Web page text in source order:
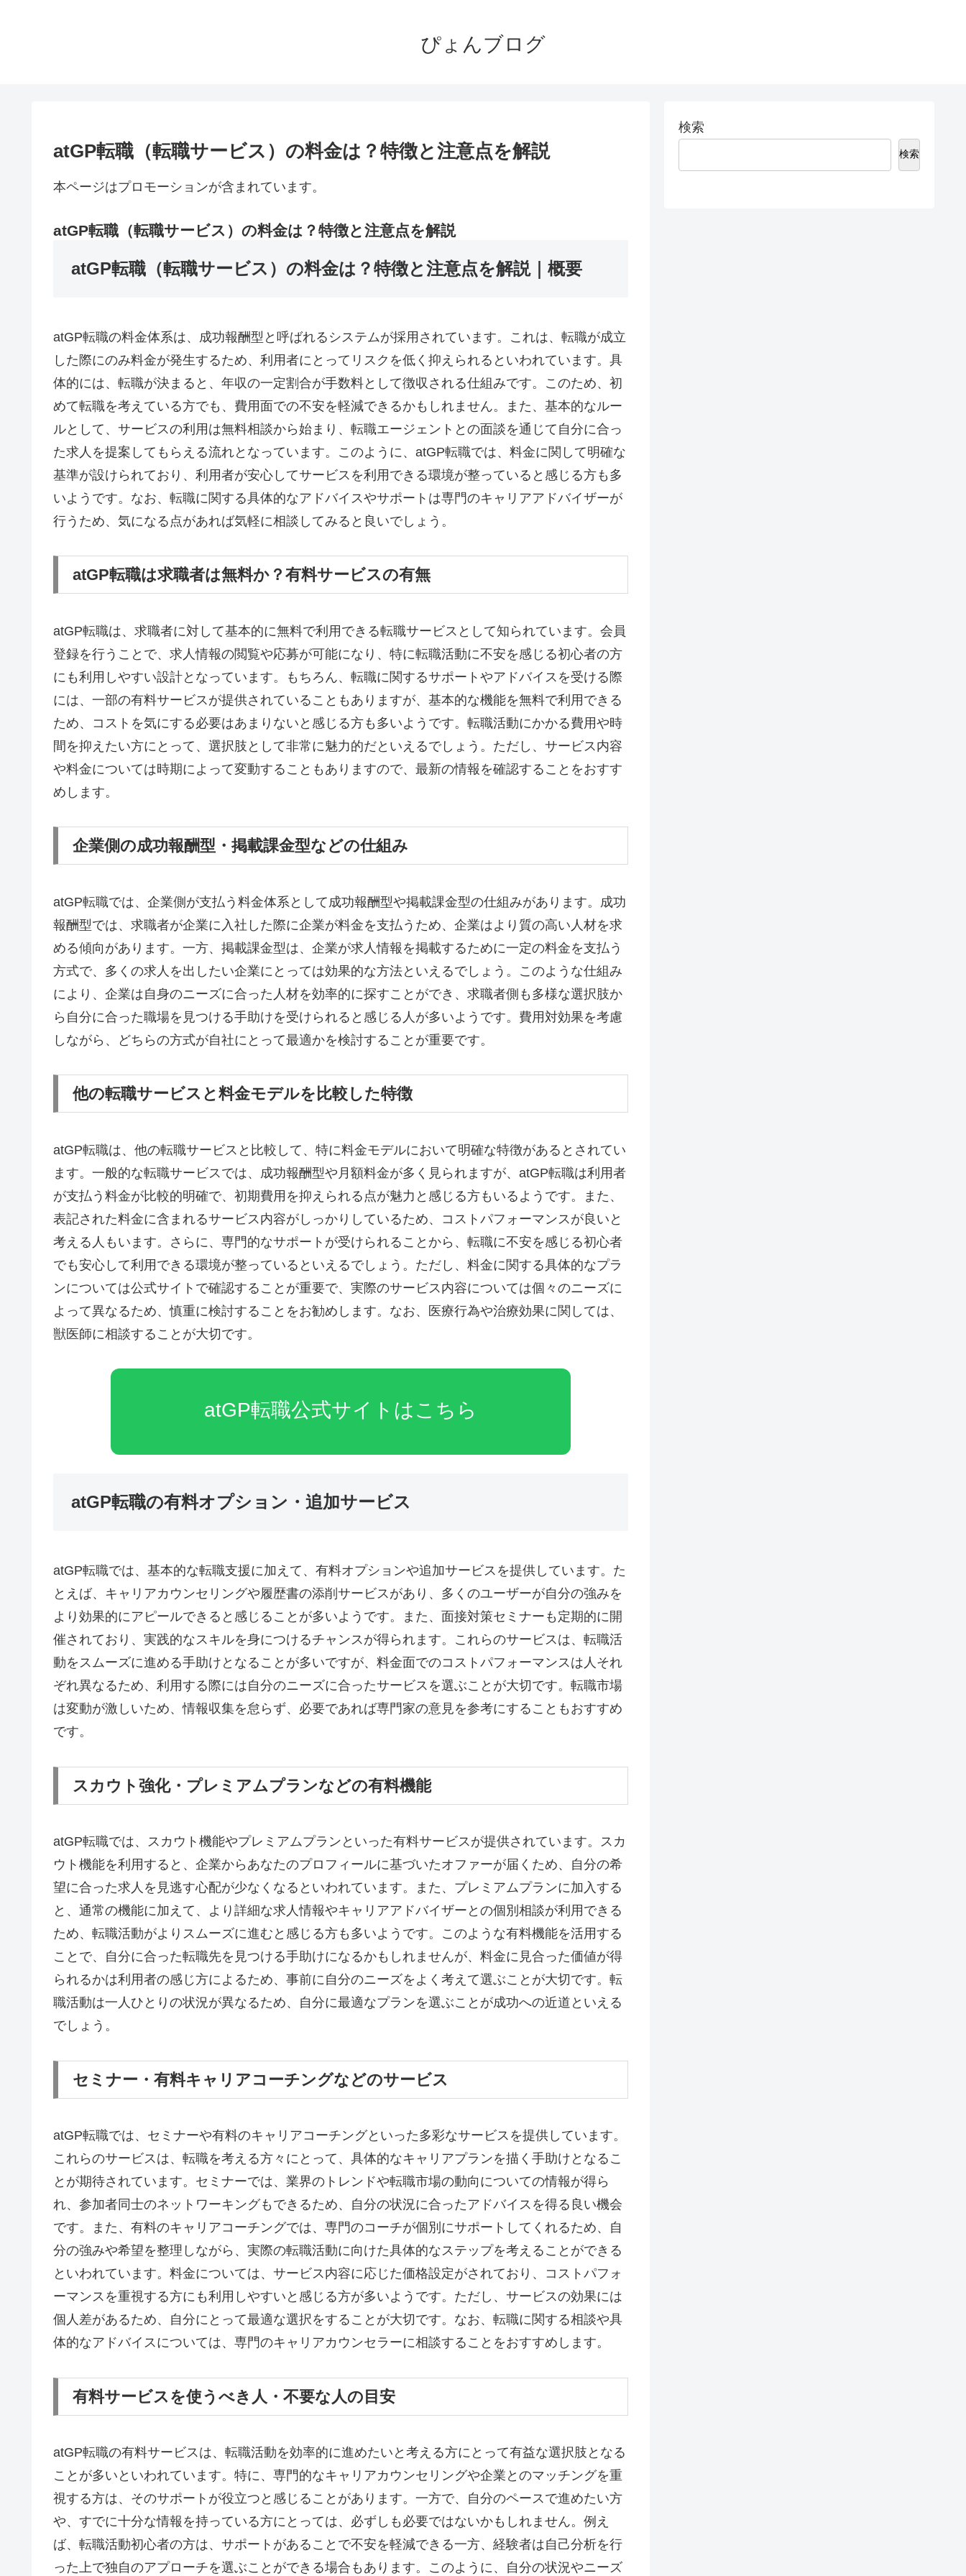
ぴょんブログ
atGP転職（転職サービス）の料金は？特徴と注意点を解説
本ページはプロモーションが含まれています。
atGP転職（転職サービス）の料金は？特徴と注意点を解説
atGP転職（転職サービス）の料金は？特徴と注意点を解説｜概要
atGP転職の料金体系は、成功報酬型と呼ばれるシステムが採用されています。これは、転職が成立
した際にのみ料金が発生するため、利用者にとってリスクを低く抑えられるといわれています。具
体的には、転職が決まると、年収の一定割合が手数料として徴収される仕組みです。このため、初
めて転職を考えている方でも、費用面での不安を軽減できるかもしれません。また、基本的なルー
ルとして、サービスの利用は無料相談から始まり、転職エージェントとの面談を通じて自分に合っ
た求人を提案してもらえる流れとなっています。このように、atGP転職では、料金に関して明確な
基準が設けられており、利用者が安心してサービスを利用できる環境が整っていると感じる方も多
いようです。なお、転職に関する具体的なアドバイスやサポートは専門のキャリアアドバイザーが
行うため、気になる点があれば気軽に相談してみると良いでしょう。
atGP転職は求職者は無料か？有料サービスの有無
atGP転職は、求職者に対して基本的に無料で利用できる転職サービスとして知られています。会員
登録を行うことで、求人情報の閲覧や応募が可能になり、特に転職活動に不安を感じる初心者の方
にも利用しやすい設計となっています。もちろん、転職に関するサポートやアドバイスを受ける際
には、一部の有料サービスが提供されていることもありますが、基本的な機能を無料で利用できる
ため、コストを気にする必要はあまりないと感じる方も多いようです。転職活動にかかる費用や時
間を抑えたい方にとって、選択肢として非常に魅力的だといえるでしょう。ただし、サービス内容
や料金については時期によって変動することもありますので、最新の情報を確認することをおすす
めします。
企業側の成功報酬型・掲載課金型などの仕組み
atGP転職では、企業側が支払う料金体系として成功報酬型や掲載課金型の仕組みがあります。成功
報酬型では、求職者が企業に入社した際に企業が料金を支払うため、企業はより質の高い人材を求
める傾向があります。一方、掲載課金型は、企業が求人情報を掲載するために一定の料金を支払う
方式で、多くの求人を出したい企業にとっては効果的な方法といえるでしょう。このような仕組み
により、企業は自身のニーズに合った人材を効率的に探すことができ、求職者側も多様な選択肢か
ら自分に合った職場を見つける手助けを受けられると感じる人が多いようです。費用対効果を考慮
しながら、どちらの方式が自社にとって最適かを検討することが重要です。
他の転職サービスと料金モデルを比較した特徴
atGP転職は、他の転職サービスと比較して、特に料金モデルにおいて明確な特徴があるとされてい
ます。一般的な転職サービスでは、成功報酬型や月額料金が多く見られますが、atGP転職は利用者
が支払う料金が比較的明確で、初期費用を抑えられる点が魅力と感じる方もいるようです。また、
表記された料金に含まれるサービス内容がしっかりしているため、コストパフォーマンスが良いと
考える人もいます。さらに、専門的なサポートが受けられることから、転職に不安を感じる初心者
でも安心して利用できる環境が整っているといえるでしょう。ただし、料金に関する具体的なプラ
ンについては公式サイトで確認することが重要で、実際のサービス内容については個々のニーズに
よって異なるため、慎重に検討することをお勧めします。なお、医療行為や治療効果に関しては、
獣医師に相談することが大切です。
atGP転職公式サイトはこちら
atGP転職の有料オプション・追加サービス
atGP転職では、基本的な転職支援に加えて、有料オプションや追加サービスを提供しています。た
とえば、キャリアカウンセリングや履歴書の添削サービスがあり、多くのユーザーが自分の強みを
より効果的にアピールできると感じることが多いようです。また、面接対策セミナーも定期的に開
催されており、実践的なスキルを身につけるチャンスが得られます。これらのサービスは、転職活
動をスムーズに進める手助けとなることが多いですが、料金面でのコストパフォーマンスは人それ
ぞれ異なるため、利用する際には自分のニーズに合ったサービスを選ぶことが大切です。転職市場
は変動が激しいため、情報収集を怠らず、必要であれば専門家の意見を参考にすることもおすすめ
です。
スカウト強化・プレミアムプランなどの有料機能
atGP転職では、スカウト機能やプレミアムプランといった有料サービスが提供されています。スカ
ウト機能を利用すると、企業からあなたのプロフィールに基づいたオファーが届くため、自分の希
望に合った求人を見逃す心配が少なくなるといわれています。また、プレミアムプランに加入する
と、通常の機能に加えて、より詳細な求人情報やキャリアアドバイザーとの個別相談が利用できる
ため、転職活動がよりスムーズに進むと感じる方も多いようです。このような有料機能を活用する
ことで、自分に合った転職先を見つける手助けになるかもしれませんが、料金に見合った価値が得
られるかは利用者の感じ方によるため、事前に自分のニーズをよく考えて選ぶことが大切です。転
職活動は一人ひとりの状況が異なるため、自分に最適なプランを選ぶことが成功への近道といえる
でしょう。
セミナー・有料キャリアコーチングなどのサービス
atGP転職では、セミナーや有料のキャリアコーチングといった多彩なサービスを提供しています。
これらのサービスは、転職を考える方々にとって、具体的なキャリアプランを描く手助けとなるこ
とが期待されています。セミナーでは、業界のトレンドや転職市場の動向についての情報が得ら
れ、参加者同士のネットワーキングもできるため、自分の状況に合ったアドバイスを得る良い機会
です。また、有料のキャリアコーチングでは、専門のコーチが個別にサポートしてくれるため、自
分の強みや希望を整理しながら、実際の転職活動に向けた具体的なステップを考えることができる
といわれています。料金については、サービス内容に応じた価格設定がされており、コストパフォ
ーマンスを重視する方にも利用しやすいと感じる方が多いようです。ただし、サービスの効果には
個人差があるため、自分にとって最適な選択をすることが大切です。なお、転職に関する相談や具
体的なアドバイスについては、専門のキャリアカウンセラーに相談することをおすすめします。
有料サービスを使うべき人・不要な人の目安
atGP転職の有料サービスは、転職活動を効率的に進めたいと考える方にとって有益な選択肢となる
ことが多いといわれています。特に、専門的なキャリアカウンセリングや企業とのマッチングを重
視する方は、そのサポートが役立つと感じることがあります。一方で、自分のペースで進めたい方
や、すでに十分な情報を持っている方にとっては、必ずしも必要ではないかもしれません。例え
ば、転職活動初心者の方は、サポートがあることで不安を軽減できる一方、経験者は自己分析を行
った上で独自のアプローチを選ぶことができる場合もあります。このように、自分の状況やニーズ
検索
検索